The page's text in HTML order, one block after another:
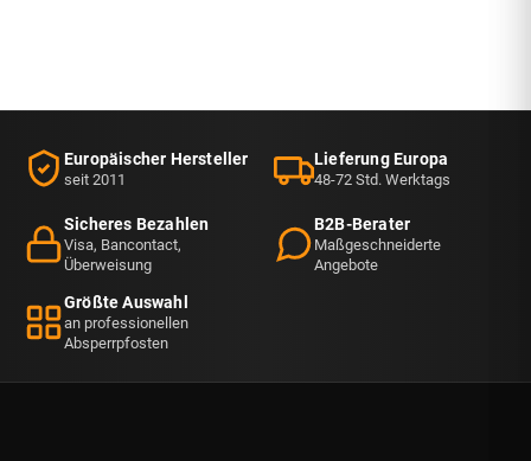
Europäischer Hersteller
seit 2011
Lieferung Europa
48-72 Std. Werktags
Sicheres Bezahlen
Visa, Bancontact,
Überweisung
B2B-Berater
Maßgeschneiderte
Angebote
Größte Auswahl
an professionellen
Absperrpfosten